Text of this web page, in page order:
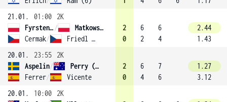
21.01.
01:00
2K
Fyrstenberg /
Matkowski
Cermak/ Friedl (10)
2
0
6
2
6
4
2.44
1.43
20.01.
23:55
2K
Aspelin/
Perry (8)
Ferrer/ Vicente
2
0
6
4
7
6
1.27
3.12
20.01.
10:00
2K